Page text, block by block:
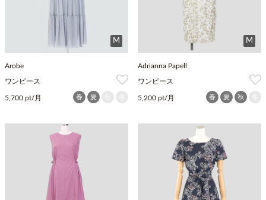
M
Arobe
ワンピース
5,700 pt/月 春 夏
M
Adrianna Papell
ワンピース
5,200 pt/月 春 夏 秋